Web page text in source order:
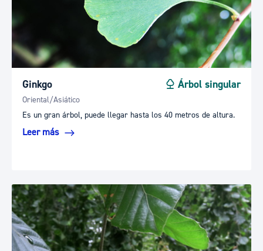
Ginkgo Árbol singular
Oriental/Asiático
Es un gran árbol, puede llegar hasta los 40 metros de altura.
Leer más